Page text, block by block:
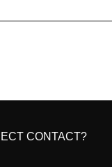
CONTACT?